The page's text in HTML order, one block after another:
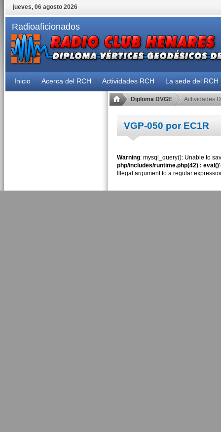
jueves, 06 agosto 2026
Radioaficionados
Inicio Acerca del RCH Actividades RCH La sede del RCH
Diploma DVGE Actividades
VGP-050 por EC1R
Warning: mysql_query(): Unable to
php/includes/runtime.php(42) :
Illegal argument to a regular